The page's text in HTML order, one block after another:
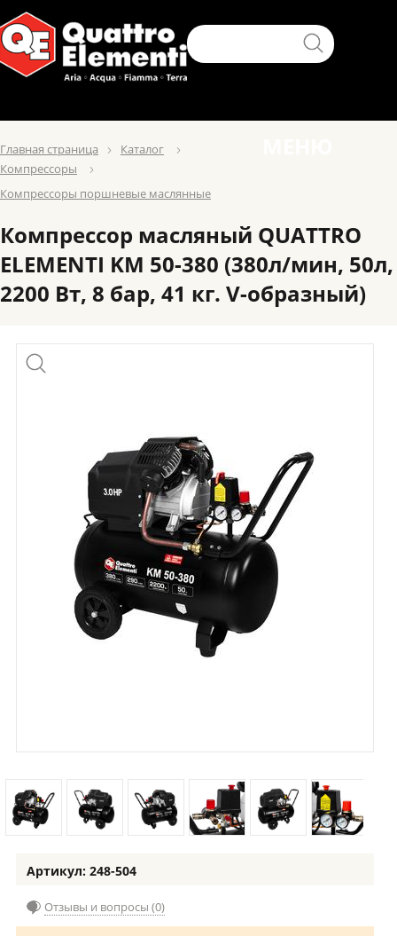
Главная страница
Каталог
Компресcоры
Компрессоры поршневые маслянные
Компрессор масляный QUATTRO
ELEMENTI KM 50-380 (380л/мин, 50л,
2200 Вт, 8 бар, 41 кг. V-образный)
Артикул: 248-504
Отзывы и вопросы (0)